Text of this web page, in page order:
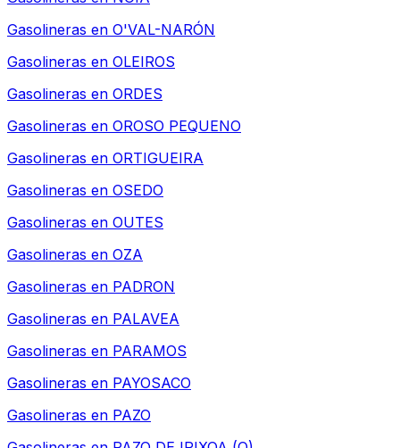
Gasolineras en O'VAL-NARÓN
Gasolineras en OLEIROS
Gasolineras en ORDES
Gasolineras en OROSO PEQUENO
Gasolineras en ORTIGUEIRA
Gasolineras en OSEDO
Gasolineras en OUTES
Gasolineras en OZA
Gasolineras en PADRON
Gasolineras en PALAVEA
Gasolineras en PARAMOS
Gasolineras en PAYOSACO
Gasolineras en PAZO